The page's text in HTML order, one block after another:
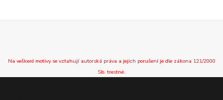
Na veškeré motivy se vztahují autorská práva a jejich porušení je dle zákona 121/2000
Sb. trestné.